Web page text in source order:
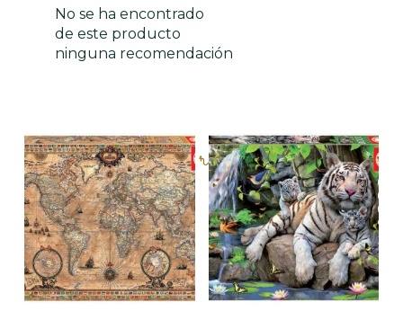
No se ha encontrado
de este producto
ninguna recomendación
Productos relacionados